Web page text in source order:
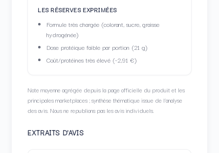
LES RÉSERVES EXPRIMÉES
Formule très chargée (colorant, sucre, graisse
hydrogénée)
Dose protéique faible par portion (21 g)
Coût/protéines très élevé (~2,91 €)
Note moyenne agrégée depuis la page officielle du produit et les
principales marketplaces ; synthèse thématique issue de l’analyse
des avis. Nous ne republions pas les avis individuels.
EXTRAITS D'AVIS